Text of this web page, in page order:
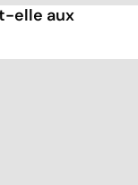
elle aux